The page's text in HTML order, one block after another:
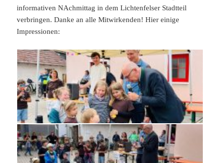
informativen NAchmittag in dem Lichtenfelser Stadtteil
verbringen. Danke an alle Mitwirkenden! Hier einige
Impressionen: